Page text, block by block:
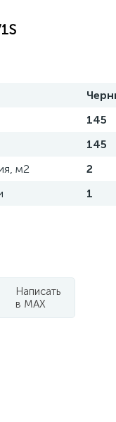
145
145
м2
2
1
Написать
в MAX